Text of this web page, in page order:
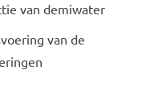
van demiwater
van de